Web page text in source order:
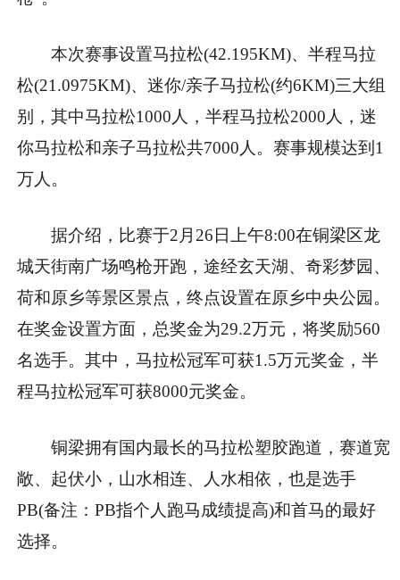
本次赛事设置马拉松(42.195KM)、半程马拉
松(21.0975KM)、迷你/亲子马拉松(约6KM)三大组
别，其中马拉松1000人，半程马拉松2000人，迷
你马拉松和亲子马拉松共7000人。赛事规模达到1
万人。
据介绍，比赛于2月26日上午8:00在铜梁区龙
城天街南广场鸣枪开跑，途经玄天湖、奇彩梦园、
荷和原乡等景区景点，终点设置在原乡中央公园。
在奖金设置方面，总奖金为29.2万元，将奖励560
名选手。其中，马拉松冠军可获1.5万元奖金，半
程马拉松冠军可获8000元奖金。
铜梁拥有国内最长的马拉松塑胶跑道，赛道宽
敞、起伏小，山水相连、人水相依，也是选手
PB(备注：PB指个人跑马成绩提高)和首马的最好
选择。